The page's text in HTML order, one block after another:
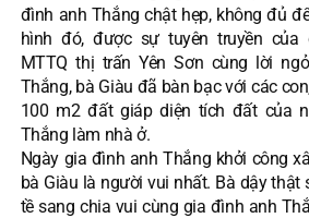
đình anh Thắng chật hẹp, không đủ
hình đó, được sự tuyên truyền của
MTTQ thị trấn Yên Sơn cùng lời
Thắng, bà Giàu đã bàn bạc với các
100 m2 đất giáp diện tích đất của
Thắng làm nhà ở.
Ngày gia đình anh Thắng khởi công
bà Giàu là người vui nhất. Bà dậy thật
tề sang chia vui cùng gia đình anh